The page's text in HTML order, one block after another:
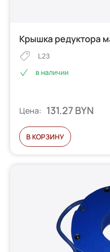
Крышка редуктора
L23
в наличии
Цена: 131.27 BYN
В КОРЗИНУ